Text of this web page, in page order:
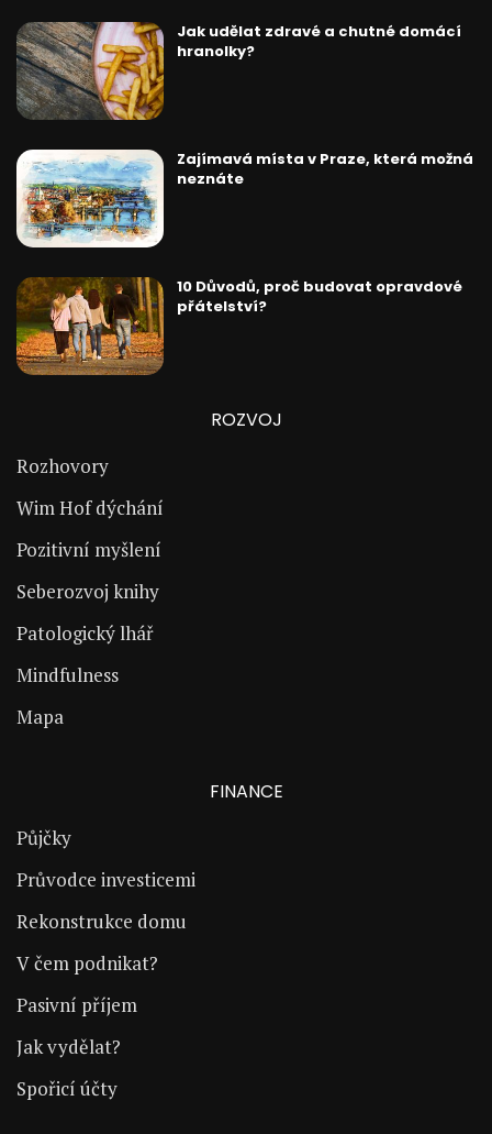
Jak udělat zdravé a chutné domácí
hranolky?
Zajímavá místa v Praze, která možná
neznáte
10 Důvodů, proč budovat opravdové
přátelství?
ROZVOJ
Rozhovory
Wim Hof dýchání
Pozitivní myšlení
Seberozvoj knihy
Patologický lhář
Mindfulness
Mapa
FINANCE
Půjčky
Průvodce investicemi
Rekonstrukce domu
V čem podnikat?
Pasivní příjem
Jak vydělat?
Spořicí účty